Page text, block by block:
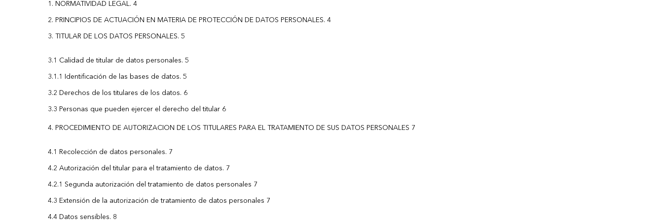
NORMATIVIDAD LEGAL. 4
PRINCIPIOS DE ACTUACIÓN EN MATERIA DE PROTECCIÓN DE DATOS PERSONALES. 4
TITULAR DE LOS DATOS PERSONALES. 5
3.1 Calidad de titular de datos personales. 5
3.1.1 Identificación de las bases de datos. 5
3.2 Derechos de los titulares de los datos. 6
3.3 Personas que pueden ejercer el derecho del titular 6
PROCEDIMIENTO DE AUTORIZACION DE LOS TITULARES PARA EL TRATAMIENTO DE SUS DATOS PERSONALES 7
4.1 Recolección de datos personales. 7
4.2 Autorización del titular para el tratamiento de datos. 7
4.2.1 Segunda autorización del tratamiento de datos personales 7
4.3 Extensión de la autorización de tratamiento de datos personales 7
4.4 Datos sensibles. 8